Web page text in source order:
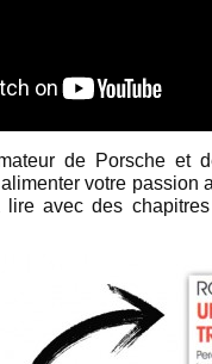
de Porsche et
votre passion
avec des